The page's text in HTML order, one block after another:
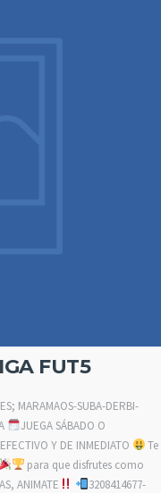
FUT5
MARAMAOS-SUBA-DERBI-
JUEGA SÁBADO O
Y DE INMEDIATO
Te
para que disfrutes como
ANIMATE
3208414677-